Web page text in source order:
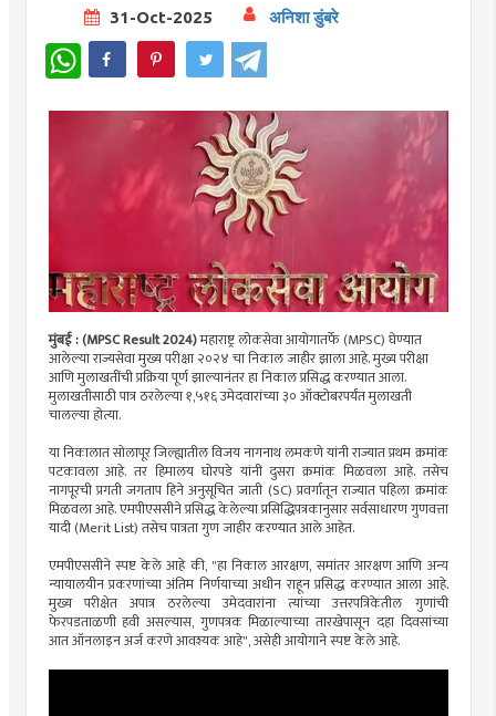
31-Oct-2025 अनिशा डुंबरे
WhatsApp
मुंबई : (MPSC Result 2024)महाराष्ट्र लोकसेवा आयोगातर्फे (MPSC) घेण्यात
आलेल्या राज्यसेवा मुख्य परीक्षा २०२४ चा निकाल जाहीर झाला आहे. मुख्य परीक्षा
आणि मुलाखतींची प्रक्रिया पूर्ण झाल्यानंतर हा निकाल प्रसिद्ध करण्यात आला.
मुलाखतीसाठी पात्र ठरलेल्या १,५१६ उमेदवारांच्या ३० ऑक्टोबरपर्यंत मुलाखती
चालल्या होत्या.
या निकालात सोलापूर जिल्ह्यातील विजय नागनाथ लमकणे यांनी राज्यात प्रथम क्रमांक
पटकावला आहे. तर हिमालय घोरपडे यांनी दुसरा क्रमांक मिळवला आहे. तसेच
नागपूरची प्रगती जगताप हिने अनुसूचित जाती (SC) प्रवर्गातून राज्यात पहिला क्रमांक
मिळवला आहे. एमपीएससीने प्रसिद्ध केलेल्या प्रसिद्धिपत्रकानुसार सर्वसाधारण गुणवत्ता
यादी (Merit List) तसेच पात्रता गुण जाहीर करण्यात आले आहेत.
एमपीएससीने स्पष्ट केले आहे की, "हा निकाल आरक्षण, समांतर आरक्षण आणि अन्य
न्यायालयीन प्रकरणांच्या अंतिम निर्णयाच्या अधीन राहून प्रसिद्ध करण्यात आला आहे.
मुख्य परीक्षेत अपात्र ठरलेल्या उमेदवारांना त्यांच्या उत्तरपत्रिकेतील गुणांची
फेरपडताळणी हवी असल्यास, गुणपत्रक मिळाल्याच्या तारखेपासून दहा दिवसांच्या
आत ऑनलाइन अर्ज करणे आवश्यक आहे", असेही आयोगाने स्पष्ट केले आहे.